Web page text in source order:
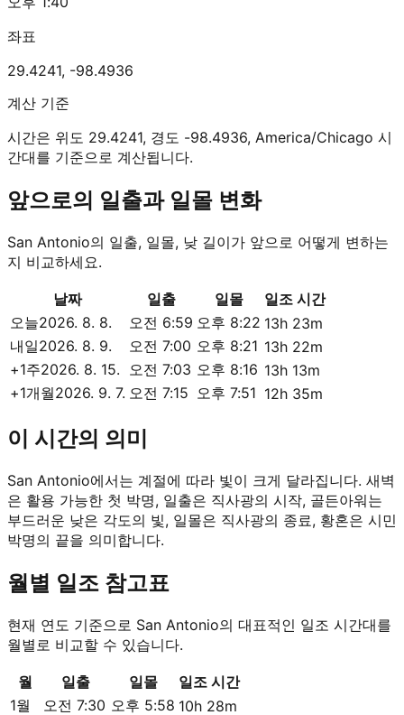
좌표
29.4241, -98.4936
계산 기준
시간은 위도 29.4241, 경도 -98.4936, America/Chicago 시
간대를 기준으로 계산됩니다.
앞으로의 일출과 일몰 변화
San Antonio의 일출, 일몰, 낮 길이가 앞으로 어떻게 변하는
지 비교하세요.
날짜 일출 일몰
일조 시간
오늘2026. 8. 8. 오전 6:59 오후 8:22 13h 23m
내일2026. 8. 9. 오전 7:00 오후 8:21 13h 22m
+1주2026. 8. 15. 오전 7:03 오후 8:16 13h 13m
+1개월2026. 9. 7. 오전 7:15 오후 7:51 12h 35m
이 시간의 의미
San Antonio에서는 계절에 따라 빛이 크게 달라집니다. 새벽
은 활용 가능한 첫 박명, 일출은 직사광의 시작, 골든아워는
부드러운 낮은 각도의 빛, 일몰은 직사광의 종료, 황혼은 시민
박명의 끝을 의미합니다.
월별 일조 참고표
현재 연도 기준으로 San Antonio의 대표적인 일조 시간대를
월별로 비교할 수 있습니다.
월 일출 일몰
일조 시간
1월
오전 7:30 오후 5:58 10h 28m